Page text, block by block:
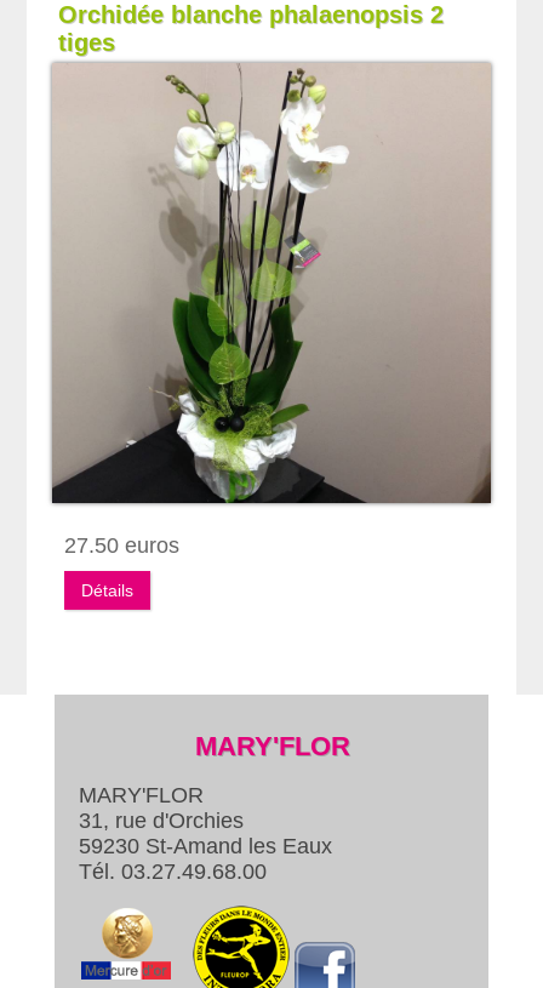
Orchidée blanche phalaenopsis 2
tiges
27.50 euros
Détails
MARY'FLOR
MARY'FLOR
31, rue d'Orchies
59230 St-Amand les Eaux
Tél. 03.27.49.68.00